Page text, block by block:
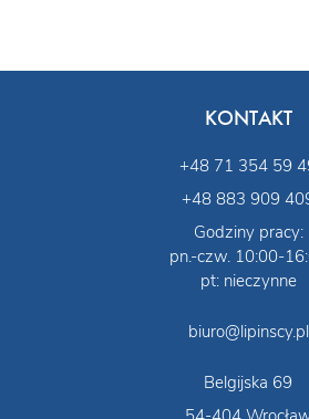
KONTAKT
+48 71 354 59
+48 883 909
Godziny pracy:
pn.-czw. 10:00-
pt: nieczynne
biuro@lipinscy.pl
Belgijska 69